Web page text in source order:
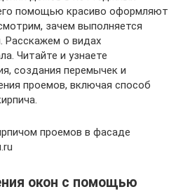
помощью красиво оформляют
зачем выполняется
Расскажем о видах
Читайте и узнаете
создания перемычек и
проемов, включая способ
проемов в фасаде
окон с помощью